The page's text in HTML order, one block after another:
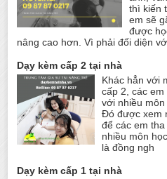
thì kiến
em sẽ
được
nâng cao hơn. Vì phải đối diện
Dạy kèm cấp 2 tại nhà
Khác hẳn với
cấp 2, các
với nhiều
Đó được xem
để các em
nhiều môn
là đồng ngh
Dạy kèm cấp 1 tại nhà